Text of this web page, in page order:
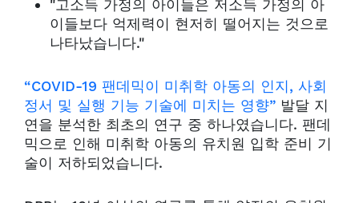
"고소득 가정의 아이들은 저소득 가정의 아
이들보다 억제력이 현저히 떨어지는 것으로
나타났습니다."
“COVID-19 팬데믹이 미취학 아동의 인지, 사회
정서 및 실행 기능 기술에 미치는 영향” 발달 지
연을 분석한 최초의 연구 중 하나였습니다. 팬데
믹으로 인해 미취학 아동의 유치원 입학 준비 기
술이 저하되었습니다.